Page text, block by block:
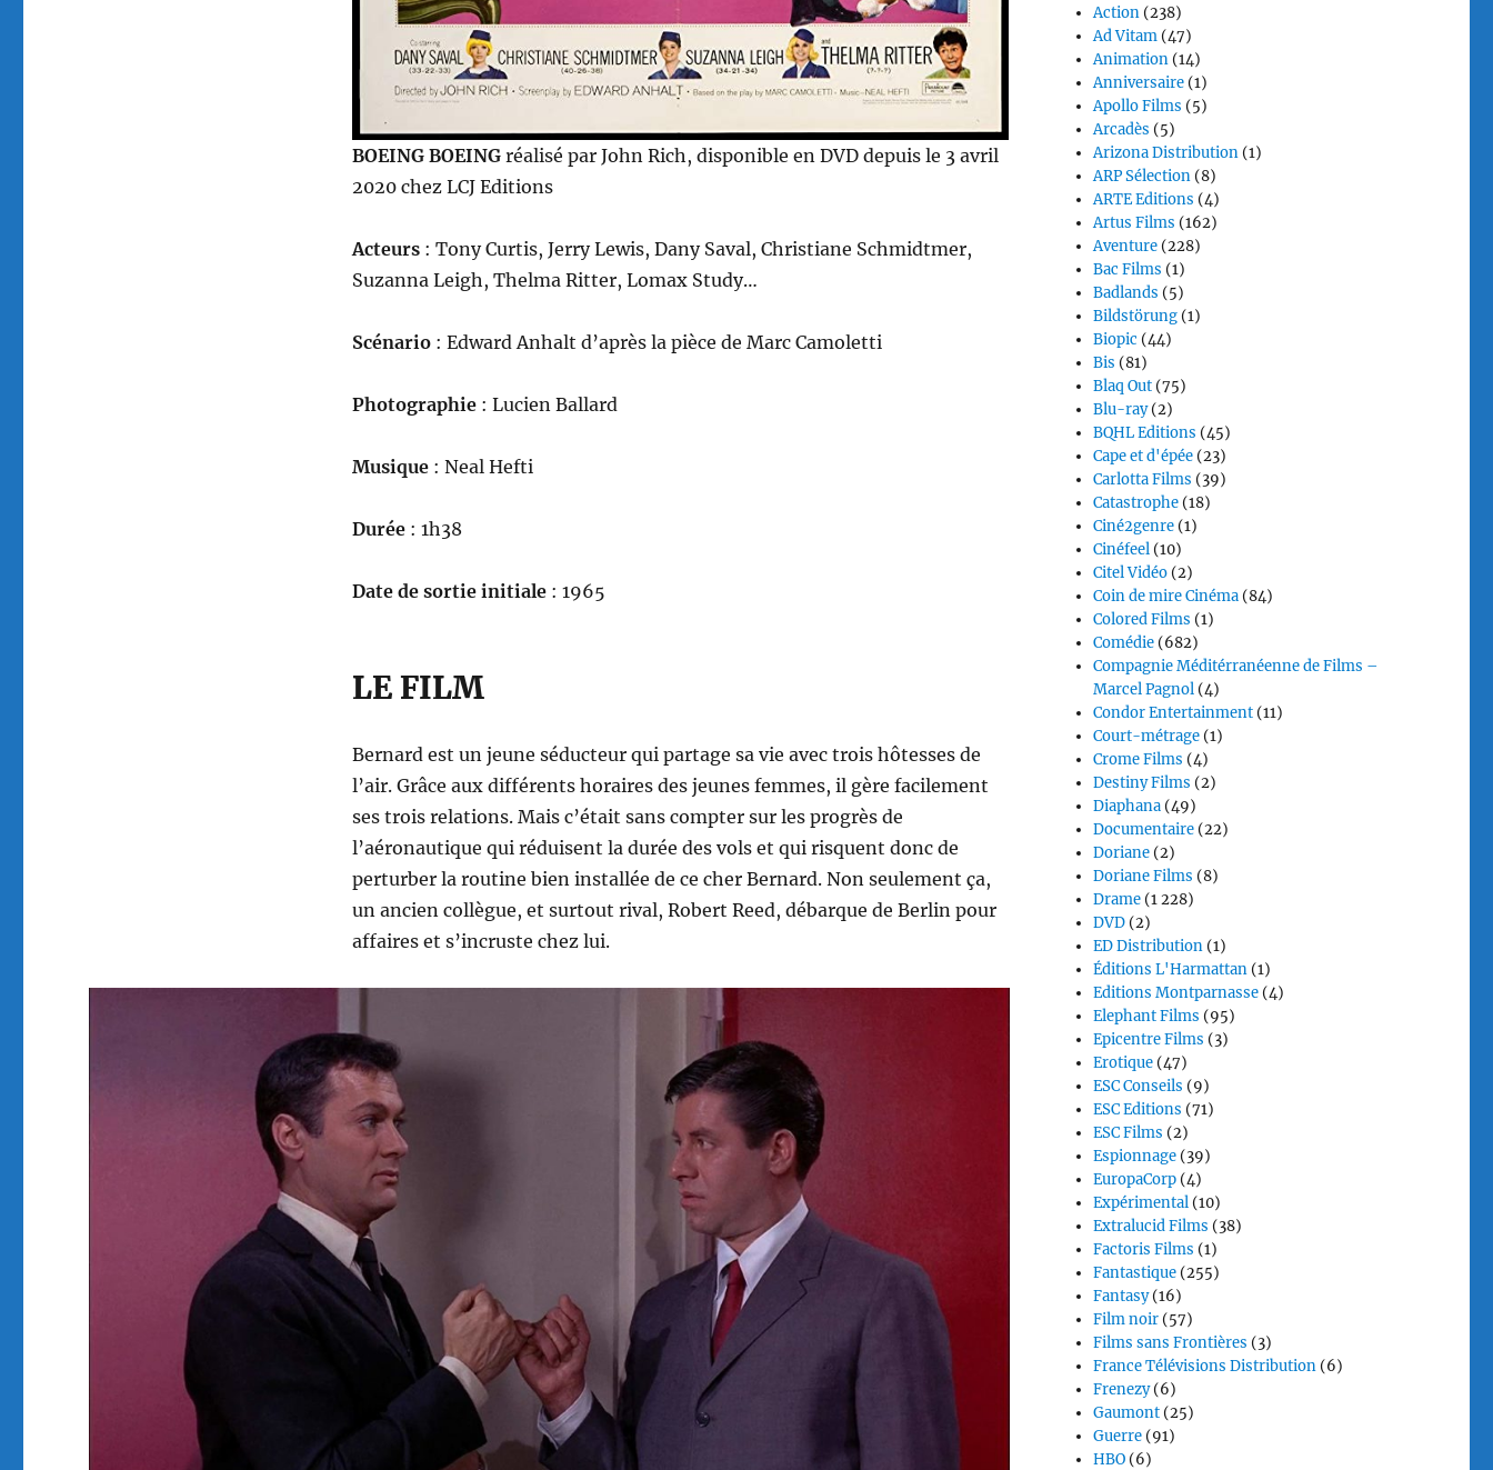
BOEING BOEING réalisé par John Rich, disponible en DVD depuis le 3 avril
2020 chez LCJ Editions
Acteurs: Tony Curtis, Jerry Lewis, Dany Saval, Christiane Schmidtmer,
Suzanna Leigh, Thelma Ritter, Lomax Study…
Scénario : Edward Anhalt d’après la pièce de Marc Camoletti
Photographie: Lucien Ballard
Musique : Neal Hefti
Durée: 1h38
Date de sortie initiale: 1965
LE FILM
Bernard est un jeune séducteur qui partage sa vie avec trois hôtesses de
l’air. Grâce aux différents horaires des jeunes femmes, il gère facilement
ses trois relations. Mais c’était sans compter sur les progrès de
l’aéronautique qui réduisent la durée des vols et qui risquent donc de
perturber la routine bien installée de ce cher Bernard. Non seulement ça,
un ancien collègue, et surtout rival, Robert Reed, débarque de Berlin pour
affaires et s’incruste chez lui.
Action (238)
Ad Vitam (47)
Animation (14)
Anniversaire (1)
Apollo Films (5)
Arcadès (5)
Arizona Distribution (1)
ARP Sélection (8)
ARTE Editions (4)
Artus Films (162)
Aventure (228)
Bac Films (1)
Badlands (5)
Bildstörung (1)
Biopic (44)
Bis (81)
Blaq Out (75)
Blu-ray(2)
BQHL Editions (45)
Cape et d'épée (23)
Carlotta Films (39)
Catastrophe (18)
Ciné2genre (1)
Cinéfeel (10)
Citel Vidéo (2)
Coin de mire Cinéma (84)
Colored Films (1)
Comédie (682)
Compagnie Méditérranéenne de Films –
Marcel Pagnol (4)
Condor Entertainment (11)
Court-métrage (1)
Crome Films (4)
Destiny Films (2)
Diaphana (49)
Documentaire (22)
Doriane (2)
Doriane Films (8)
Drame (1 228)
DVD (2)
ED Distribution (1)
Éditions L'Harmattan (1)
Editions Montparnasse (4)
Elephant Films (95)
Epicentre Films (3)
Erotique (47)
ESC Conseils (9)
ESC Editions (71)
ESC Films (2)
Espionnage (39)
EuropaCorp (4)
Expérimental (10)
Extralucid Films (38)
Factoris Films (1)
Fantastique (255)
Fantasy(16)
Film noir (57)
Films sans Frontières (3)
France Télévisions Distribution (6)
Frenezy(6)
Gaumont (25)
Guerre (91)
HBO (6)